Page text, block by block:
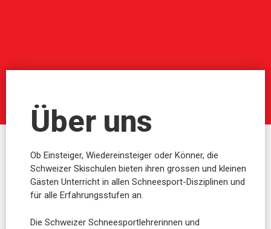
Über uns
Ob Einsteiger, Wiedereinsteiger oder Könner, die
Schweizer Skischulen bieten ihren grossen und kleinen
Gästen Unterricht in allen Schneesport-Disziplinen und
für alle Erfahrungsstufen an.
Die Schweizer Schneesportlehrerinnen und